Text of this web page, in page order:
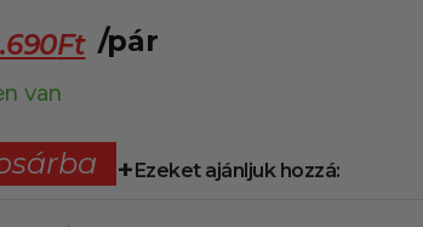
Ft /pár
van
Ezeket ajánljuk hozzá: